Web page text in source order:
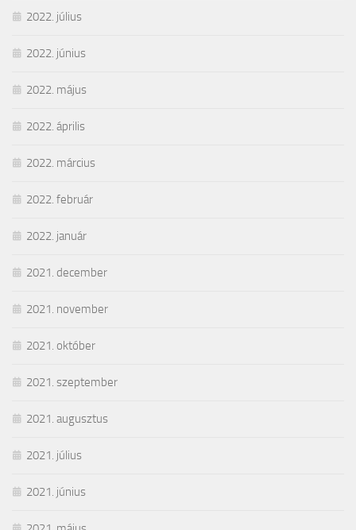
2022. július
2022. június
2022. május
2022. április
2022. március
2022. február
2022. január
2021. december
2021. november
2021. október
2021. szeptember
2021. augusztus
2021. július
2021. június